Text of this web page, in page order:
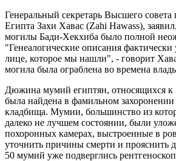
Генеральный секретарь Высшего совета
Египта Захи Хавас (Zahi Hawass),
могилы Бади-Хекхиба было полной
"Генеалогические описания
лице, которое мы нашли", - говорит
могила была ограблена во времена
Дюжина мумий египтян, относящихся к
была найдена в фамильном захоронении
кладбища. Мумии, большинство из
далеко не лучшем состоянии, были
похоронных камерах, выстроенные в
уточнить причины смерти и прояснить
50 мумий уже подверглись